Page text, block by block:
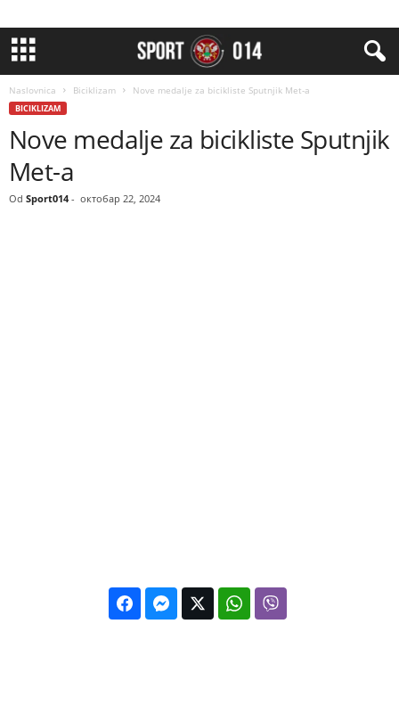
Naslovnica Biciklizam Nove medalje za bicikliste Sputnjik Met-a
BICIKLIZAM
Nove medalje za bicikliste Sputnjik
Met-a
Od Sport014- октобар 22, 2024